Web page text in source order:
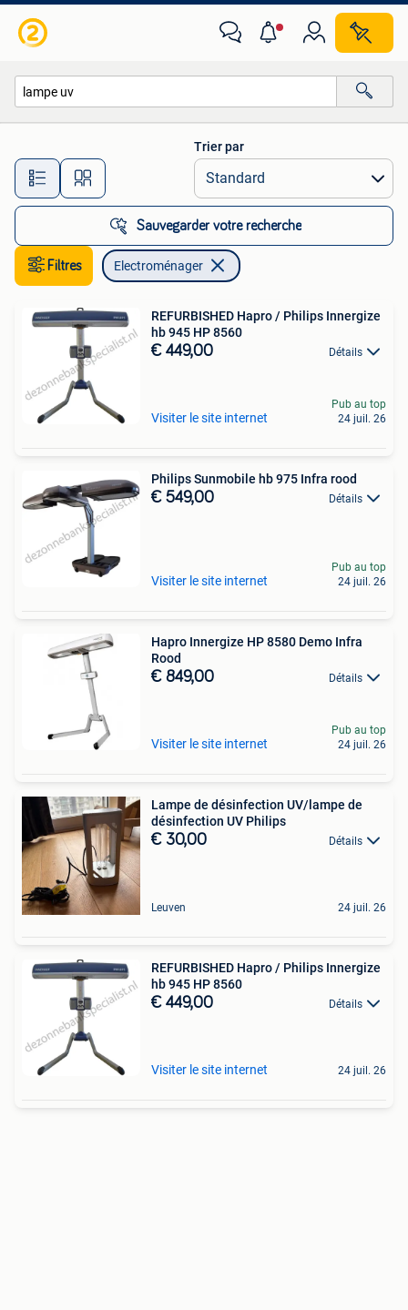
Toutes les distances…
Trier par
Sauvegarder votre recherche
Filtres Electroménager
REFURBISHED Hapro / Philips Innergize
hb 945 HP 8560
€ 449,00 Détails
Visiter le site internet
Pub au top
24 juil. 26
Philips Sunmobile hb 975 Infra rood
€ 549,00 Détails
Visiter le site internet
Pub au top
24 juil. 26
Hapro Innergize HP 8580 Demo Infra
Rood
€ 849,00 Détails
Visiter le site internet
Pub au top
24 juil. 26
Lampe de désinfection UV/lampe de
désinfection UV Philips
€ 30,00 Détails
Leuven 24 juil. 26
REFURBISHED Hapro / Philips Innergize
hb 945 HP 8560
€ 449,00 Détails
Visiter le site internet 24 juil. 26